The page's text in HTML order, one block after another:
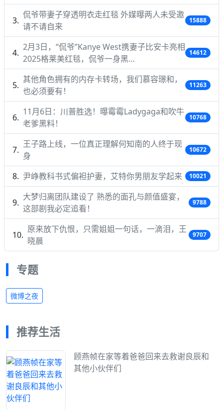
侃爷带妻子穿透明衣走红毯 外媒曝两人未受邀
请不请自来
15888
2月3日，“侃爷”Kanye West携妻子比安卡亮相
2025格莱美红毯，侃爷一身黑…
14612
其他角色拥有的内存卡转场，我们慕容璟和，
也必须要有！
11263
11月6日：川普胜选！曝霉霉Ladygaga和吹牛
老爹黑料！
10768
王子路上线，一位真正理解何知南的人终于现
身
10672
尹峥教科书式偏袒护妻，艾特你男朋友学起来 10021
大梦归离团队建设了 熟悉的面孔与颜值盛宴，
这部剧我必定追看！
9788
原来放下仇恨，只需姐姐一句话，一滴泪，王
晓晨
9707
专题
微博之夜
推荐生活
顾燕帧在家等着爸爸回来去救谢良辰和
其他小伙伴们